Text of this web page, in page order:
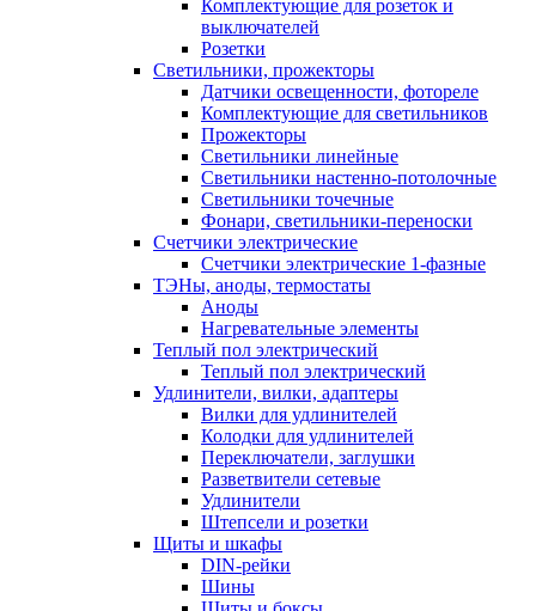
Комплектующие для розеток и
выключателей
Розетки
Светильники, прожекторы
Датчики освещенности, фотореле
Комплектующие для светильников
Прожекторы
Светильники линейные
Светильники настенно-потолочные
Светильники точечные
Фонари, светильники-переноски
Счетчики электрические
Счетчики электрические 1-фазные
ТЭНы, аноды, термостаты
Аноды
Нагревательные элементы
Теплый пол электрический
Теплый пол электрический
Удлинители, вилки, адаптеры
Вилки для удлинителей
Колодки для удлинителей
Переключатели, заглушки
Разветвители сетевые
Удлинители
Штепсели и розетки
Щиты и шкафы
DIN-рейки
Шины